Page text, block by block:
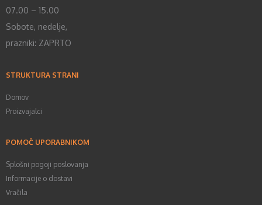
07.00 – 15.00
Sobote, nedelje,
prazniki: ZAPRTO
STRUKTURA STRANI
Domov
Proizvajalci
POMOČ UPORABNIKOM
Splošni pogoji poslovanja
Informacije o dostavi
Vračila